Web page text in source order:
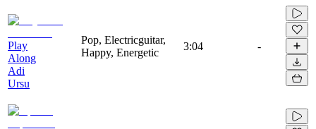
Play
Along
Adi
Ursu
Pop, Electricguitar,
Happy, Energetic
3:04 -